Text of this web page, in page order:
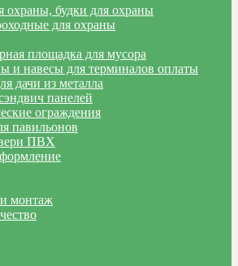
охраны, будки для охраны
для охраны
площадка для мусора
и навесы для терминалов оплаты
дачи из металла
панелей
ограждения
павильонов
ПВХ
монтаж